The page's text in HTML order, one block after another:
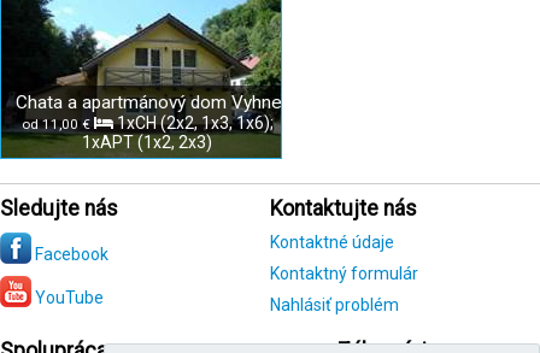
Chata a apartmánový dom Vyhne
od 11,00 €
1xCH (2x2, 1x3, 1x6);
1xAPT (1x2, 2x3)
Sledujte nás
Facebook
YouTube
Kontaktujte nás
Kontaktné údaje
Kontaktný formulár
Nahlásiť problém